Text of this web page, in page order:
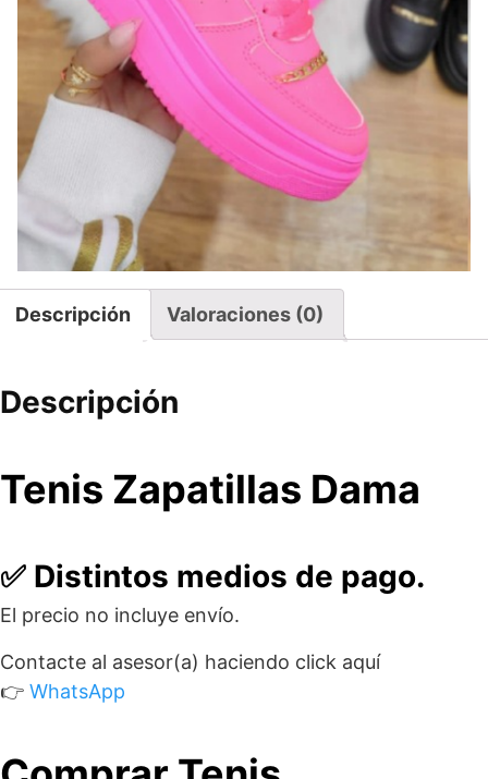
Descripción Valoraciones (0)
Descripción
Tenis Zapatillas Dama
✅ Distintos medios de pago.
El precio no incluye envío.
Contacte al asesor(a) haciendo click aquí
👉 WhatsApp